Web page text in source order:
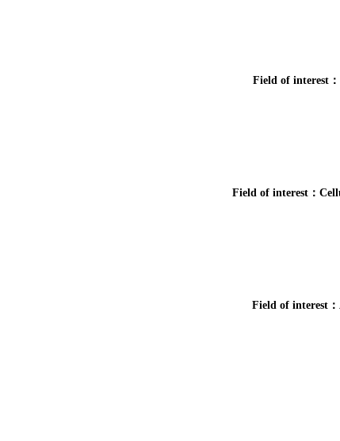
Field of interest：
Field of interest： C
Field of interest：